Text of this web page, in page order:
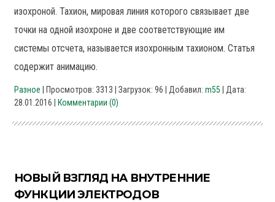
изохроной. Тахион, мировая линия которого связывает две
точки на одной изохроне и две соответствующие им
системы отсчета, называется изохронным тахионом. Статья
содержит анимацию.
Разное | Просмотров: 3313 | Загрузок: 96 | Добавил: m55 | Дата:
28.01.2016
Комментарии (0)
НОВЫЙ ВЗГЛЯД НА ВНУТРЕННИЕ
ФУНКЦИИ ЭЛЕКТРОДОВ